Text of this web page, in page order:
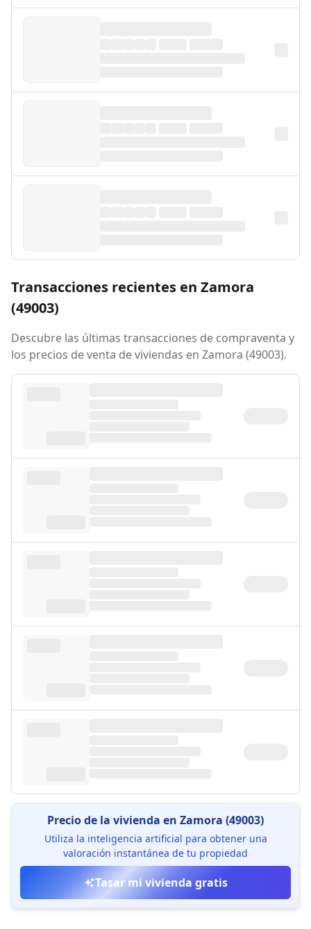
Transacciones recientes en Zamora
(49003)
Descubre las últimas transacciones de compraventa y
los precios de venta de viviendas en Zamora (49003).
Precio de la vivienda en Zamora (49003)
Utiliza la inteligencia artificial para obtener una
valoración instantánea de tu propiedad
Tasar mi vivienda gratis